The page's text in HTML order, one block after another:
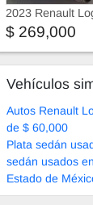
2023 Renault
$ 269,000
Vehículos
Autos Renault
de $ 60,000
Plata sedán
sedán usados
Estado de